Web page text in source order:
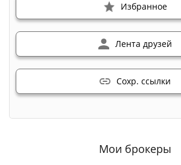
Избранное
Лента друзей
Сохр. ссылки
Мои брокеры